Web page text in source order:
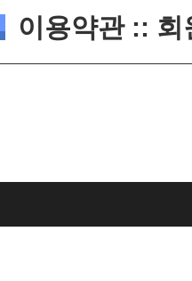
이용약관 :: 회